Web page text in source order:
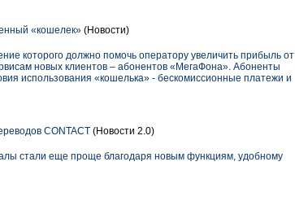
«кошелек» (Новости)
которого должно помочь оператору увеличить прибыль от
новых клиентов – абонентов «МегаФона». Абоненты
использования «кошелька» - бескомиссионные платежи и
CONTACT (Новости 2.0)
стали еще проще благодаря новым функциям, удобному